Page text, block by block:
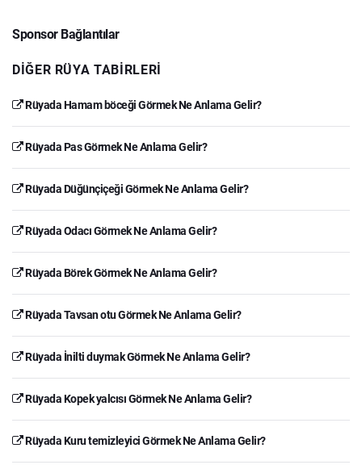
Sponsor Bağlantılar
DIĞER RÜYA TABIRLERI
Rüyada Hamam böceği Görmek Ne Anlama Gelir?
Rüyada Pas Görmek Ne Anlama Gelir?
Rüyada Düğünçiçeği Görmek Ne Anlama Gelir?
Rüyada Odacı Görmek Ne Anlama Gelir?
Rüyada Börek Görmek Ne Anlama Gelir?
Rüyada Tavsan otu Görmek Ne Anlama Gelir?
Rüyada İnilti duymak Görmek Ne Anlama Gelir?
Rüyada Kopek yalcısı Görmek Ne Anlama Gelir?
Rüyada Kuru temizleyici Görmek Ne Anlama Gelir?